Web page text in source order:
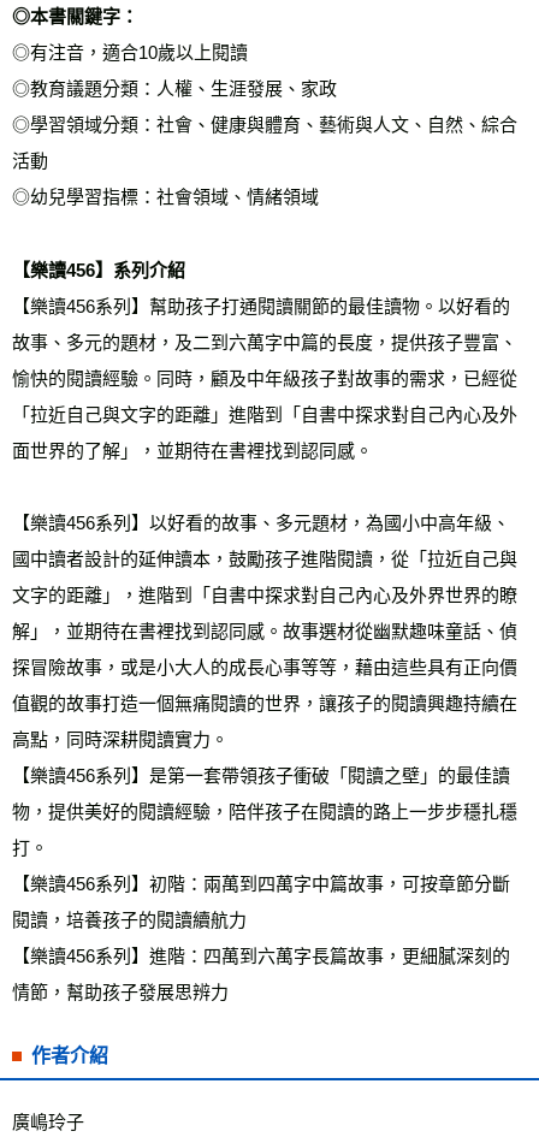
◎本書關鍵字：
◎有注音，適合10歲以上閱讀
◎教育議題分類：人權、生涯發展、家政
◎學習領域分類：社會、健康與體育、藝術與人文、自然、綜合
活動
◎幼兒學習指標：社會領域、情緒領域
【樂讀456】系列介紹
【樂讀456系列】幫助孩子打通閱讀關節的最佳讀物。以好看的
故事、多元的題材，及二到六萬字中篇的長度，提供孩子豐富、
愉快的閱讀經驗。同時，顧及中年級孩子對故事的需求，已經從
「拉近自己與文字的距離」進階到「自書中探求對自己內心及外
面世界的了解」，並期待在書裡找到認同感。
【樂讀456系列】以好看的故事、多元題材，為國小中高年級、
國中讀者設計的延伸讀本，鼓勵孩子進階閱讀，從「拉近自己與
文字的距離」，進階到「自書中探求對自己內心及外界世界的瞭
解」，並期待在書裡找到認同感。故事選材從幽默趣味童話、偵
探冒險故事，或是小大人的成長心事等等，藉由這些具有正向價
值觀的故事打造一個無痛閱讀的世界，讓孩子的閱讀興趣持續在
高點，同時深耕閱讀實力。
【樂讀456系列】是第一套帶領孩子衝破「閱讀之壁」的最佳讀
物，提供美好的閱讀經驗，陪伴孩子在閱讀的路上一步步穩扎穩
打。
【樂讀456系列】初階：兩萬到四萬字中篇故事，可按章節分斷
閱讀，培養孩子的閱讀續航力
【樂讀456系列】進階：四萬到六萬字長篇故事，更細膩深刻的
情節，幫助孩子發展思辨力
作者介紹
廣嶋玲子